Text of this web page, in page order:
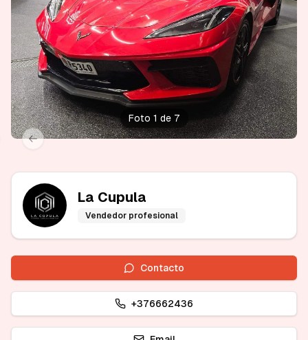
Previous slide
slide
Foto 1 de 7
La Cupula
Vendedor profesional
Contacto
+376662436